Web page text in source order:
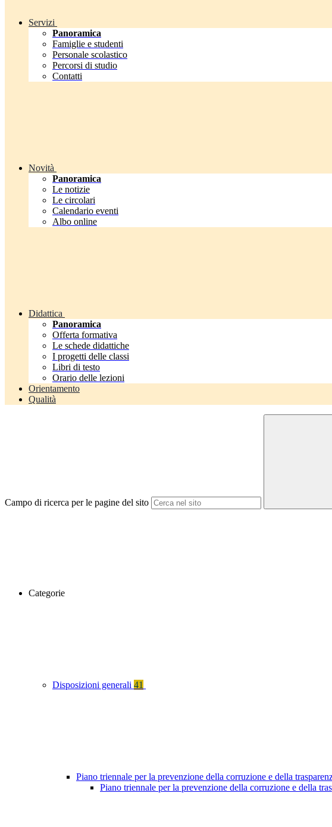
Servizi
Panoramica
Famiglie e studenti
Personale scolastico
Percorsi di studio
Contatti
Novità
Panoramica
Le notizie
Le circolari
Calendario eventi
Albo online
Didattica
Panoramica
Offerta formativa
Le schede didattiche
I progetti delle classi
Libri di testo
Orario delle lezioni
Orientamento
Qualità
Campo di ricerca per le pagine del sito
Categorie
Disposizioni generali 41
Piano triennale per la prevenzione della corruzione e della
Piano triennale per la prevenzione della corruzione e della